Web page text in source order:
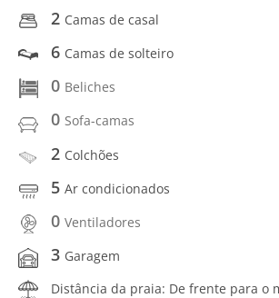
2 Camas de casal
6 Camas de solteiro
0 Beliches
0 Sofa-camas
2 Colchões
5 Ar condicionados
0 Ventiladores
3 Garagem
Distância da praia: De frente para o